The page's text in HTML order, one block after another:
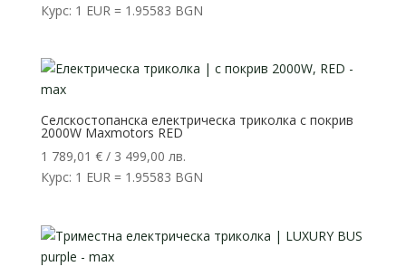
Курс: 1 EUR = 1.95583 BGN
Селскостопанска електрическа триколка с покрив
2000W Maxmotors RED
1 789,01 €/ 3 499,00 лв.
Курс: 1 EUR = 1.95583 BGN